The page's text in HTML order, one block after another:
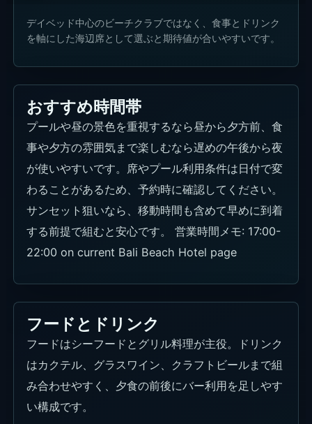
デイベッド中心のビーチクラブではなく、食事とドリンク
を軸にした海辺席として選ぶと期待値が合いやすいです。
おすすめ時間帯
プールや昼の景色を重視するなら昼から夕方前、食
事や夕方の雰囲気まで楽しむなら遅めの午後から夜
が使いやすいです。席やプール利用条件は日付で変
わることがあるため、予約時に確認してください。
サンセット狙いなら、移動時間も含めて早めに到着
する前提で組むと安心です。 営業時間メモ: 17:00-
22:00 on current Bali Beach Hotel page
フードとドリンク
フードはシーフードとグリル料理が主役。ドリンク
はカクテル、グラスワイン、クラフトビールまで組
み合わせやすく、夕食の前後にバー利用を足しやす
い構成です。